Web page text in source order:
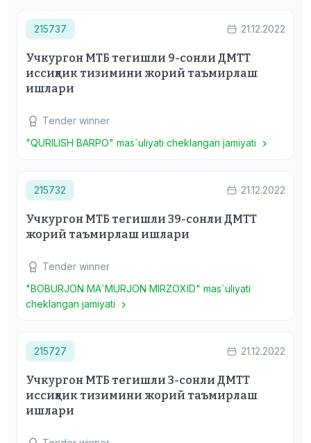
215737 21.12.2022
Учкургон МТБ тегишли 9-сонли ДМТТ
иссиқлик тизимини жорий таъмирлаш
ишлари
Tender winner
"QURILISH BARPO" mas`uliyati cheklangan jamiyati
215732 21.12.2022
Учкургон МТБ тегишли 39-сонли ДМТТ
жорий таъмирлаш ишлари
Tender winner
"BOBURJON MA`MURJON MIRZOXID" mas`uliyati
cheklangan jamiyati
215727 21.12.2022
Учкургон МТБ тегишли 3-сонли ДМТТ
иссиқлик тизимини жорий таъмирлаш
ишлари